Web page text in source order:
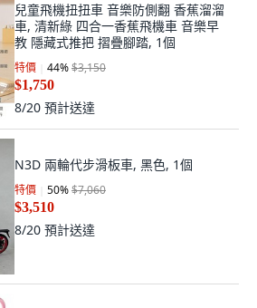
兒童飛機扭扭車 音樂防側翻 香蕉溜溜
車, 清新綠 四合一香蕉飛機車 音樂早
教 隱藏式推把 摺疊腳踏, 1個
特價 44%$3,150
$1,750
8/20 預計送達
N3D 兩輪代步滑板車, 黑色, 1個
特價 50%$7,060
$3,510
8/20 預計送達